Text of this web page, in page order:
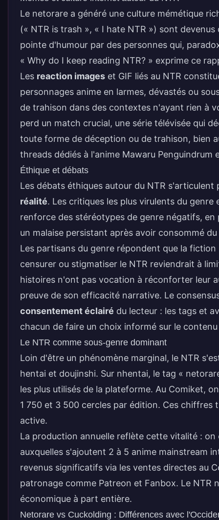
Le netorare a généré une culture mémétique
(« NTR is trash », « I hate NTR ») sont
pointe d'humour par des personnes qui,
« Why do I keep reading NTR? » exprime ce
Les reaction images et GIF liés au NTR
personnages anime en larmes, dévastés ou
de trahison dans des contextes n'ayant rien à
perd un match crucial, une série télévisée qui
toute forme de déception ou de trahison, bien
threads dédiés à l'anime Mawaru Penguindrum
Éthique et débats
Les débats éthiques autour du NTR
réalité. Les critiques les plus virulents du
renforce des stéréotypes de genre négatifs,
un malaise persistant après avoir consommé
Les partisans du genre répondent que la
censurer ou stigmatiser le NTR reviendrait à
histoires n'ont pas vocation à réconforter leur
preuve de son efficacité narrative. Le
consentement éclairé du lecteur : les tags et
chacun de faire un choix informé sur le
Le NTR comme sous-genre dominant
Loin d'être un phénomène marginal, le NTR
hentai et doujinshi. Sur nhentai, le tag «
les plus utilisés de la plateforme. Au Comiket,
1 750 et 3 500 cercles par édition. Ces
active.
La production annuelle reflète cette vitalité :
auxquelles s'ajoutent 2 à 5 anime mainstream
revenus significatifs via les ventes directes au
patronage comme Patreon et Fanbox. Le
économique à part entière.
Netorare vs Cuckolding : Différences avec